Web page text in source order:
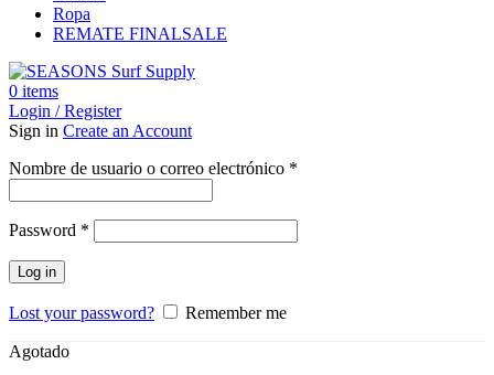
Ropa
REMATE FINALSALE
0 items
Login / Register
Sign in Create an Account
Nombre de usuario o correo electrónico *
Password *
Log in
Lost your password? Remember me
Agotado